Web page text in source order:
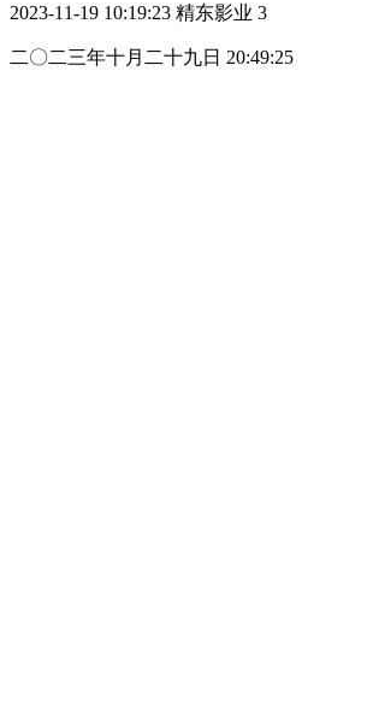
2023-11-19 10:19:23 精东影业 3
二〇二三年十月二十九日 20:49:25